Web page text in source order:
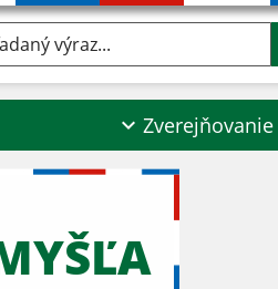
výraz...
Zverejňovanie